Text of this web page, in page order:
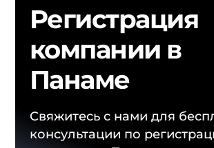
Регистрация
компании в
Панаме
Свяжитесь с нами для
консультации по